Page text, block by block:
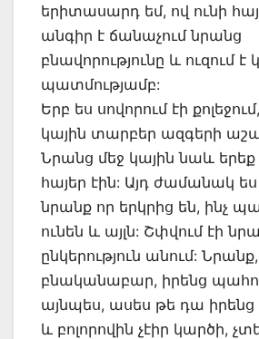
երիտասարդ եմ, ով ունի հայ
անգիր է ճանաչում նրանց
բնավորությունը և ուզում է
պատմությամբ:
Երբ ես սովորում էի
կային տարբեր ազգերի
Նրանց մեջ կային նաև երեք
հայեր էին: Այդ ժամանակ ես
նրանք որ երկրից են, ինչ
ունեն և այլն: Շփվում էի
ընկերություն անում: Նրանք,
բնականաբար, իրենց
այնպես, ասես թե դա իրենց
և բոլորովին չէիր կարծի,